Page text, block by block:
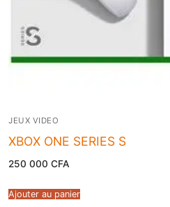
JEUX VIDEO
XBOX ONE SERIES S
250 000 CFA
Ajouter au panier